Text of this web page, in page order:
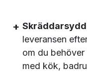
leveransen
om du
med kök,